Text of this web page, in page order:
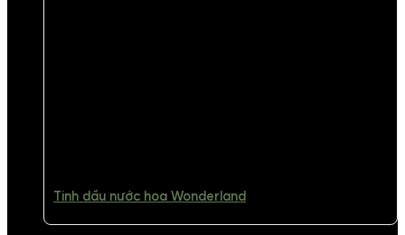
Tinh dầu nước hoa Wonderland